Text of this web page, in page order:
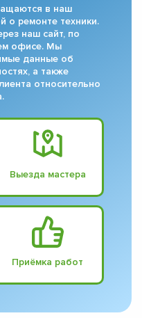
в наш
о ремонте техники.
наш сайт, по
офисе. Мы
данные об
а также
относительно
Выезда мастера
Приёмка работ